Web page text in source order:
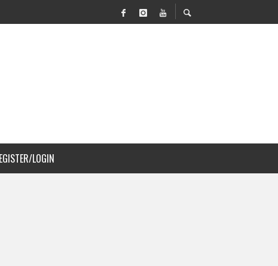
CON MOVILIDAD Y PAISAJISMO
DJS A COSTA RICA
LOGIN